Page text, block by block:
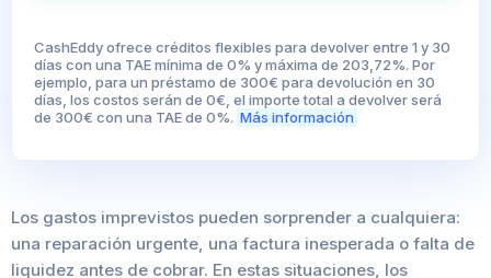
Los gastos imprevistos pueden sorprender a cualquiera:
una reparación urgente, una factura inesperada o falta de
liquidez antes de cobrar. En estas situaciones, los
CashEddy ofrece créditos flexibles para devolver entre 1 y 30
días con una TAE mínima de 0% y máxima de 203,72%. Por
ejemplo, para un préstamo de 300€ para devolución en 30
días, los costos serán de 0€, el importe total a devolver será
de 300€ con una TAE de 0%. Más información